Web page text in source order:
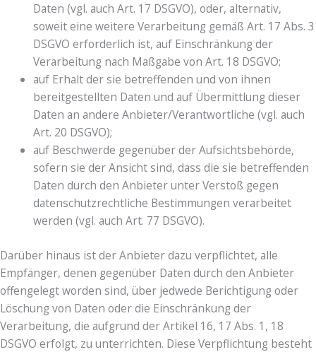
Daten (vgl. auch Art. 17 DSGVO), oder, alternativ,
soweit eine weitere Verarbeitung gemäß Art. 17 Abs. 3
DSGVO erforderlich ist, auf Einschränkung der
Verarbeitung nach Maßgabe von Art. 18 DSGVO;
auf Erhalt der sie betreffenden und von ihnen
bereitgestellten Daten und auf Übermittlung dieser
Daten an andere Anbieter/Verantwortliche (vgl. auch
Art. 20 DSGVO);
auf Beschwerde gegenüber der Aufsichtsbehörde,
sofern sie der Ansicht sind, dass die sie betreffenden
Daten durch den Anbieter unter Verstoß gegen
datenschutzrechtliche Bestimmungen verarbeitet
werden (vgl. auch Art. 77 DSGVO).
Darüber hinaus ist der Anbieter dazu verpflichtet, alle
Empfänger, denen gegenüber Daten durch den Anbieter
offengelegt worden sind, über jedwede Berichtigung oder
Löschung von Daten oder die Einschränkung der
Verarbeitung, die aufgrund der Artikel 16, 17 Abs. 1, 18
DSGVO erfolgt, zu unterrichten. Diese Verpflichtung besteht